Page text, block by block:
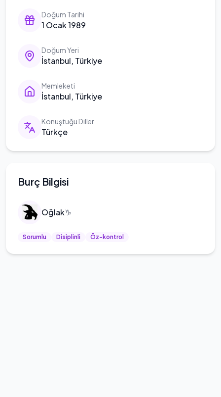
Doğum Tarihi
1 Ocak 1989
Doğum Yeri
İstanbul, Türkiye
Memleketi
İstanbul, Türkiye
Konuştuğu Diller
Türkçe
Burç Bilgisi
Oğlak♑
Sorumlu Disiplinli Öz-kontrol